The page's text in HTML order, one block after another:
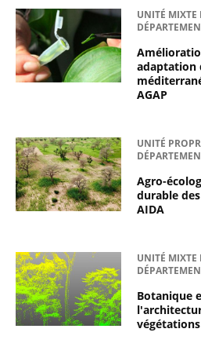
UNITÉ MIXTE
adaptation
AGAP
UNITÉ
Agro-
durable
AIDA
UNITÉ MIXTE
Botanique